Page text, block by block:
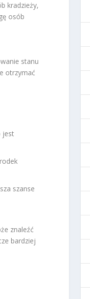
kradzieży,
osób
stanu
otrzymać
jest
szanse
znaleźć
bardziej